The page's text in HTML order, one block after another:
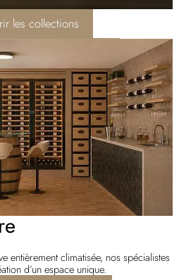
les collections
entièrement climatisée, nos spécialistes
d’un espace unique.